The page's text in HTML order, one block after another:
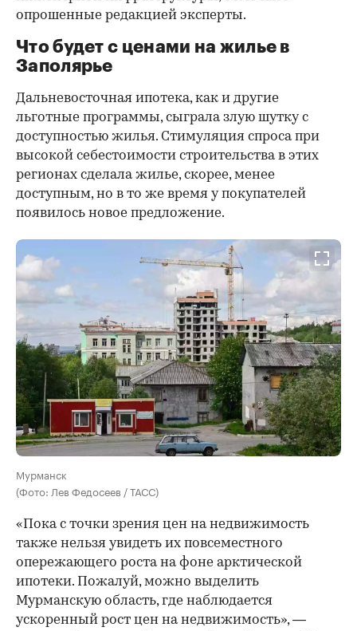
опрошенные редакцией эксперты.
Что будет с ценами на жилье в
Заполярье
Дальневосточная ипотека, как и другие
льготные программы, сыграла злую шутку с
доступностью жилья. Стимуляция спроса при
высокой себестоимости строительства в этих
регионах сделала жилье, скорее, менее
доступным, но в то же время у покупателей
появилось новое предложение.
Мурманск
(Фото: Лев Федосеев / ТАСС)
«Пока с точки зрения цен на недвижимость
также нельзя увидеть их повсеместного
опережающего роста на фоне арктической
ипотеки. Пожалуй, можно выделить
Мурманскую область, где наблюдается
ускоренный рост цен на недвижимость», —